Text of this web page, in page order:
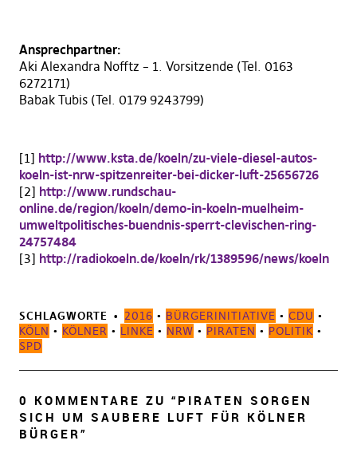
Ansprechpartner:
Aki Alexandra Nofftz – 1. Vorsitzende (Tel. 0163
6272171)
Babak Tubis (Tel. 0179 9243799)
[1] http://www.ksta.de/koeln/zu-viele-diesel-autos-
koeln-ist-nrw-spitzenreiter-bei-dicker-luft-25656726
[2] http://www.rundschau-
online.de/region/koeln/demo-in-koeln-muelheim-
umweltpolitisches-buendnis-sperrt-clevischen-ring-
24757484
[3] http://radiokoeln.de/koeln/rk/1389596/news/koeln
SCHLAGWORTE 2016 • BÜRGERINITIATIVE • CDU •
KÖLN • KÖLNER • LINKE • NRW • PIRATEN • POLITIK •
SPD
0 KOMMENTARE ZU “ PIRATEN SORGEN
SICH UM SAUBERE LUFT FÜR KÖLNER
BÜRGER”